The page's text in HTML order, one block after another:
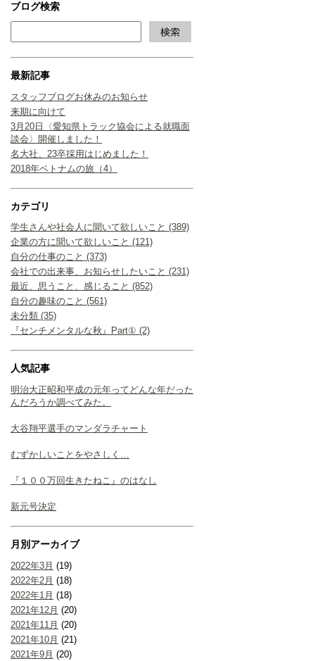
ブログ検索
最新記事
スタッフブログお休みのお知らせ
来期に向けて
3月20日〈愛知県トラック協会による就職面
談会〉開催しました！
名大社、23卒採用はじめました！
2018年ベトナムの旅（4）
カテゴリ
学生さんや社会人に聞いて欲しいこと (389)
企業の方に聞いて欲しいこと (121)
自分の仕事のこと (373)
会社での出来事、お知らせしたいこと (231)
最近、思うこと、感じること (852)
自分の趣味のこと (561)
未分類 (35)
『センチメンタルな秋』Part① (2)
人気記事
明治大正昭和平成の元年ってどんな年だった
んだろうか調べてみた。
大谷翔平選手のマンダラチャート
むずかしいことをやさしく…
『１００万回生きたねこ』のはなし
新元号決定
月別アーカイブ
2022年3月 (19)
2022年2月 (18)
2022年1月 (18)
2021年12月 (20)
2021年11月 (20)
2021年10月 (21)
2021年9月 (20)